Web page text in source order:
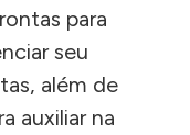
para
seu
além de
auxiliar na